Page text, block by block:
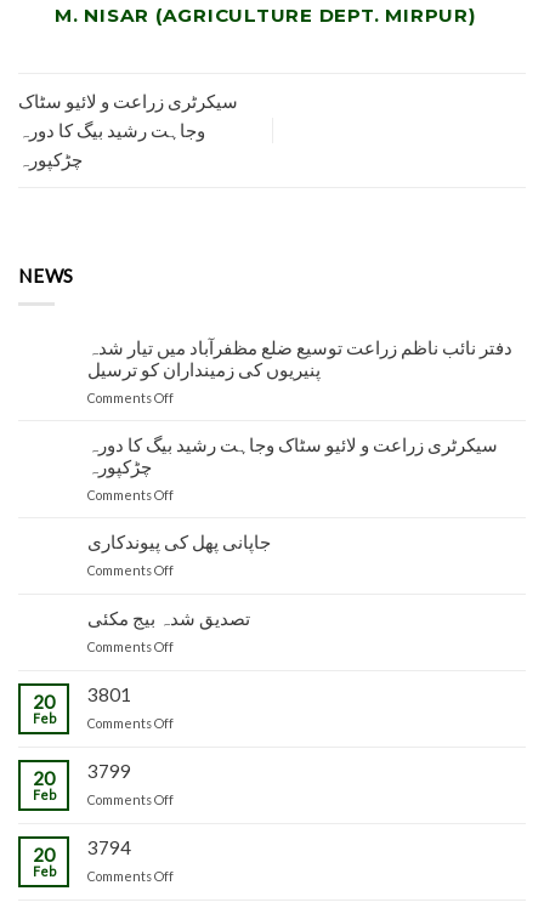
M. NISAR (AGRICULTURE DEPT. MIRPUR)
سیکرٹری زراعت و لائیو سٹاک
وجاہت رشید بیگ کا دورہ
چڑکپورہ
NEWS
دفتر نائب ناظم زراعت توسیع ضلع مظفرآباد میں تیار شدہ
پنیریوں کی زمینداران کو ترسیل
Comments Offon
ناظم
مظفرآباد
پنیریوں
کی
سیکرٹری زراعت و لائیو سٹاک وجاہت رشید بیگ کا دورہ
چڑکپورہ
Comments Offon
زراعت
و
وجاہت
چڑکپورہ
جاپانی پھل کی پیوندکاری
Comments Offon
کی
تصدیق شدہ بیج مکئی
Comments Offon
20
Feb
3801
Comments Offon
20
Feb
3799
Comments Offon
20
Feb
3794
Comments Offon